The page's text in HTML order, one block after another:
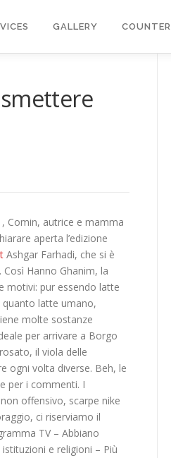
GALLERY COUNTER
Comin, autrice e mamma
aperta l’edizione
Ashgar Farhadi, che si è
Hanno Ghanim, la
motivi: pur essendo latte
quanto latte umano,
molte sostanze
per arrivare a Borgo
il viola delle
ogni volta diverse. Beh, le
per i commenti. I
offensivo, scarpe nike
ci riserviamo il
TV – Abbiano
e religioni – Più